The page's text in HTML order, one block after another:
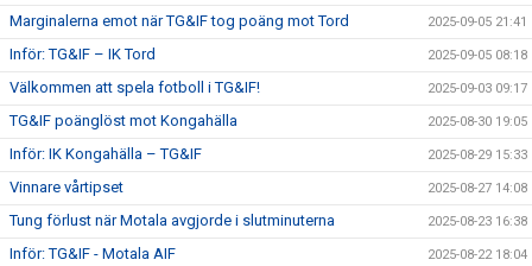
Marginalerna emot när TG&IF tog poäng mot Tord 2025-09-05 21:41
Inför: TG&IF – IK Tord 2025-09-05 08:18
Välkommen att spela fotboll i TG&IF! 2025-09-03 09:17
TG&IF poänglöst mot Kongahälla 2025-08-30 19:05
Inför: IK Kongahälla – TG&IF 2025-08-29 15:33
Vinnare vårtipset 2025-08-27 14:08
Tung förlust när Motala avgjorde i slutminuterna 2025-08-23 16:38
Inför: TG&IF - Motala AIF 2025-08-22 18:04